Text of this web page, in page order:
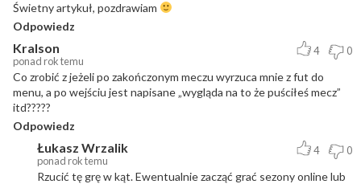
Świetny artykuł, pozdrawiam
Odpowiedz
Kralson
ponad rok temu
4 0
Co zrobić z jeżeli po zakończonym meczu wyrzuca mnie z fut do
menu, a po wejściu jest napisane „wygląda na to że puściłeś mecz”
itd?????
Odpowiedz
Łukasz Wrzalik
ponad rok temu
4 0
Rzucić tę grę w kąt. Ewentualnie zacząć grać sezony online lub